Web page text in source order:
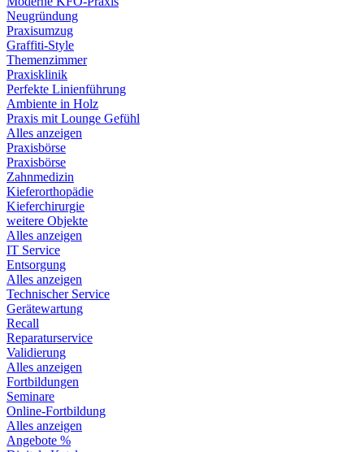
Neugründung
Praxisumzug
Graffiti-Style
Themenzimmer
Praxisklinik
Perfekte Linienführung
Ambiente in Holz
Praxis mit Lounge Gefühl
Alles anzeigen
Praxisbörse
Praxisbörse
Zahnmedizin
Kieferorthopädie
Kieferchirurgie
weitere Objekte
Alles anzeigen
IT Service
Entsorgung
Alles anzeigen
Technischer Service
Gerätewartung
Recall
Reparaturservice
Validierung
Alles anzeigen
Fortbildungen
Seminare
Online-Fortbildung
Alles anzeigen
Angebote %